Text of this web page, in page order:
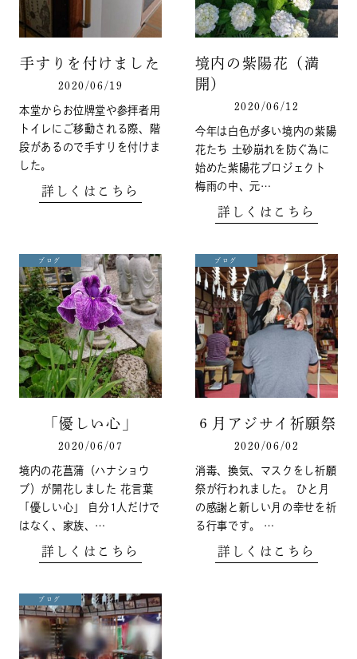
手すりを付けました
2020/06/19
本堂からお位牌堂や参拝者用
トイレにご移動される際、階
段があるので手すりを付けま
した。
詳しくはこちら
境内の紫陽花（満
開）
2020/06/12
今年は白色が多い境内の紫陽
花たち 土砂崩れを防ぐ為に
始めた紫陽花プロジェクト
梅雨の中、元…
詳しくはこちら
ブログ
「優しい心」
2020/06/07
境内の花菖蒲（ハナショウ
ブ）が開花しました 花言葉
「優しい心」 自分1人だけで
はなく、家族、…
詳しくはこちら
ブログ
６月アジサイ祈願祭
2020/06/02
消毒、換気、マスクをし祈願
祭が行われました。 ひと月
の感謝と新しい月の幸せを祈
る行事です。 …
詳しくはこちら
ブログ